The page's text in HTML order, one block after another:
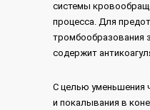
системы
процесса. Для
тромбообразования
содержит
С целью уменьшения
и покалывания в